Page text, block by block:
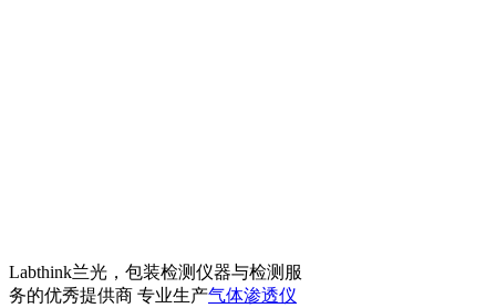
Labthink兰光，包装检测仪器与检测服
务的优秀提供商 专业生产气体渗透仪